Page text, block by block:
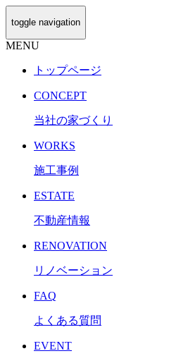
toggle navigation
MENU
トップページ
CONCEPT
当社の家づくり
WORKS
施工事例
ESTATE
不動産情報
RENOVATION
リノベーション
FAQ
よくある質問
EVENT